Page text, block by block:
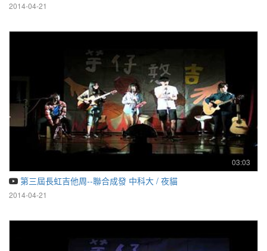
2014-04-21
03:03
第三屆長虹吉他周--聯合成發 中科大 / 夜貓
2014-04-21